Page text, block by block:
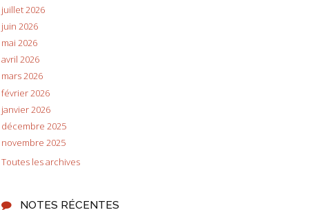
juillet 2026
juin 2026
mai 2026
avril 2026
mars 2026
février 2026
janvier 2026
décembre 2025
novembre 2025
Toutes les archives
NOTES RÉCENTES